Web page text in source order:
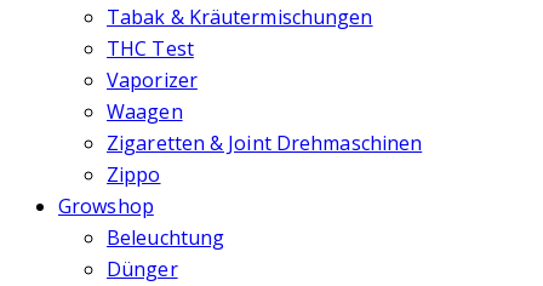
Tabak & Kräutermischungen
THC Test
Vaporizer
Waagen
Zigaretten & Joint Drehmaschinen
Zippo
Growshop
Beleuchtung
Dünger